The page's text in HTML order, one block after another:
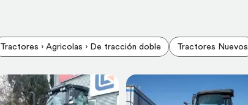
Tractores › Agricolas › De tracción doble Tractores Nuevos